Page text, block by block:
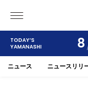
TODAY’S
YAMANASHI
8
甲府 河
ニュース ニュースリリ